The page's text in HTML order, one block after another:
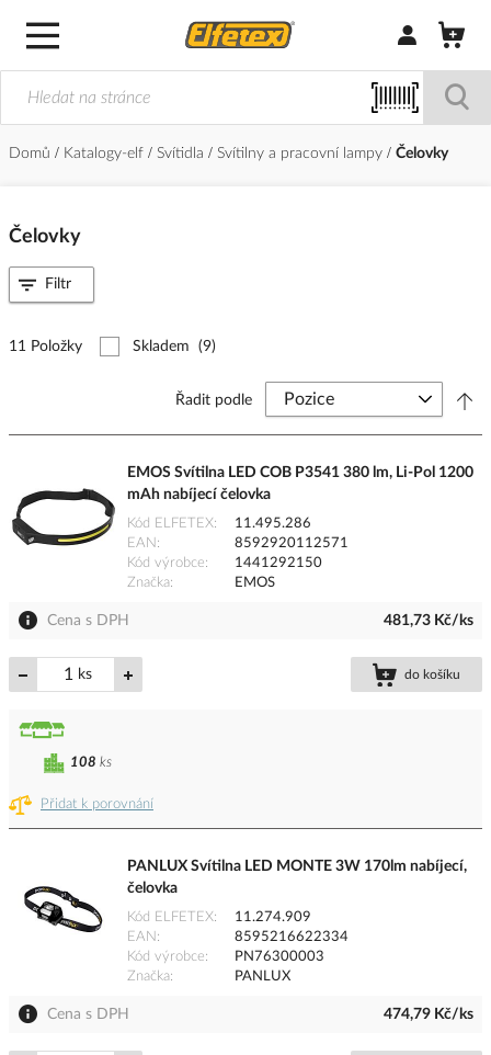
Přihlásit/
Domů Katalogy-elf Svítidla Svítilny a pracovní lampy Čelovky
Čelovky
11 Položky Skladem (9)
Řadit podle
EMOS Svítilna LED COB P3541 380 lm, Li-Pol 1200
mAh nabíjecí čelovka
Kód ELFETEX
11.495.286
EAN
8592920112571
Kód výrobce
1441292150
Značka
EMOS
Cena s DPH 481,73 Kč/ks
ks do košíku
Přidat k porovnání
108 ks
PANLUX Svítilna LED MONTE 3W 170lm nabíjecí,
čelovka
Kód ELFETEX
11.274.909
EAN
8595216622334
Kód výrobce
PN76300003
Značka
PANLUX
Cena s DPH 474,79 Kč/ks
Filtr